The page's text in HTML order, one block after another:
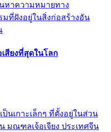
หาความหมายทาง
ที่ฝังอยู่ในสิ่งก่อสร้างอัน
สียงที่สุดในโลก
ป็นเกาะเล็กๆ ที่ตั้งอยู่ในส่วน
มณฑลเจ้อเจียง ประเทศจีน